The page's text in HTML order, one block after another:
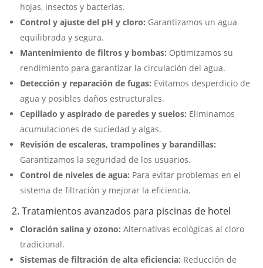
hojas, insectos y bacterias.
Control y ajuste del pH y cloro: Garantizamos un agua
equilibrada y segura.
Mantenimiento de filtros y bombas: Optimizamos su
rendimiento para garantizar la circulación del agua.
Detección y reparación de fugas: Evitamos desperdicio de
agua y posibles daños estructurales.
Cepillado y aspirado de paredes y suelos: Eliminamos
acumulaciones de suciedad y algas.
Revisión de escaleras, trampolines y barandillas:
Garantizamos la seguridad de los usuarios.
Control de niveles de agua: Para evitar problemas en el
sistema de filtración y mejorar la eficiencia.
2. Tratamientos avanzados para piscinas de hotel
Cloración salina y ozono: Alternativas ecológicas al cloro
tradicional.
Sistemas de filtración de alta eficiencia: Reducción de